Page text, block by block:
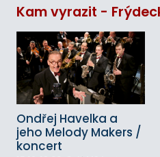
Kam vyrazit -
Ondřej Havelka a
jeho Melody Makers /
koncert